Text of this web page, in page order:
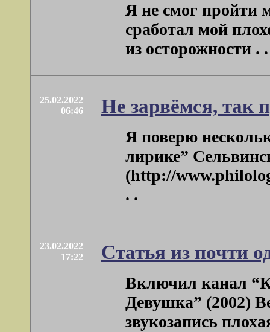
Я не смог пройти
сработал мой
из осторожности .
25.02.2022
06:46
Не зарвёмся, так
Я поверю
лирике”
(http://
. .
23.02.2022
17:22
Статья из почти
Включил канал
Девушка” (2002)
звукозапись